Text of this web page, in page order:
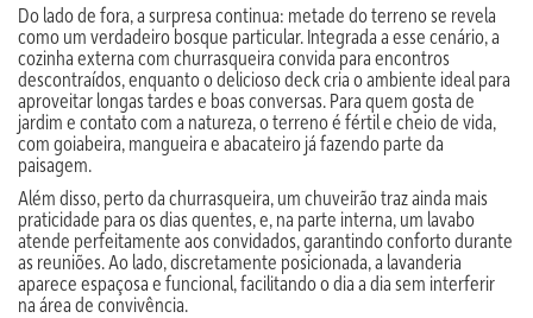
Do lado de fora, a surpresa continua: metade do terreno se revela
como um verdadeiro bosque particular. Integrada a esse cenário, a
cozinha externa com churrasqueira convida para encontros
descontraídos, enquanto o delicioso deck cria o ambiente ideal para
aproveitar longas tardes e boas conversas. Para quem gosta de
jardim e contato com a natureza, o terreno é fértil e cheio de vida,
com goiabeira, mangueira e abacateiro já fazendo parte da
paisagem.
Além disso, perto da churrasqueira, um chuveirão traz ainda mais
praticidade para os dias quentes, e, na parte interna, um lavabo
atende perfeitamente aos convidados, garantindo conforto durante
as reuniões. Ao lado, discretamente posicionada, a lavanderia
aparece espaçosa e funcional, facilitando o dia a dia sem interferir
na área de convivência.